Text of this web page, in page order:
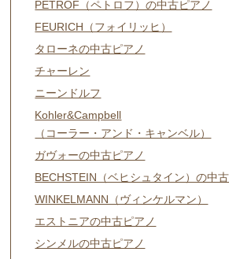
PETROF（ペトロフ）の中古ピアノ
FEURICH（フォイリッヒ）
タローネの中古ピアノ
チャーレン
ニーンドルフ
Kohler&Campbell
（コーラー・アンド・キャンベル）
ガヴォーの中古ピアノ
BECHSTEIN（ベヒシュタイン）の中
WINKELMANN（ヴィンケルマン）
エストニアの中古ピアノ
シンメルの中古ピアノ